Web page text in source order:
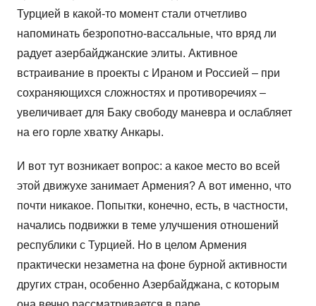
Турцией в какой-то момент стали отчетливо
напоминать безропотно-вассальные, что вряд ли
радует азербайджанские элиты. Активное
встраивание в проекты с Ираном и Россией – при
сохраняющихся сложностях и противоречиях –
увеличивает для Баку свободу маневра и ослабляет
на его горле хватку Анкары.
И вот тут возникает вопрос: а какое место во всей
этой движухе занимает Армения? А вот именно, что
почти никакое. Попытки, конечно, есть, в частности,
начались подвижки в теме улучшения отношений
республики с Турцией. Но в целом Армения
практически незаметна на фоне бурной активности
других стран, особенно Азербайджана, с которым